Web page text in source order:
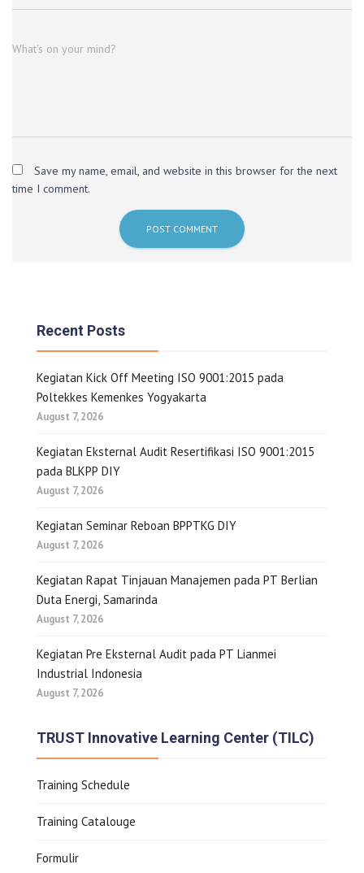
What's on your mind?
Save my name, email, and website in this browser for the next
time I comment.
Recent Posts
Kegiatan Kick Off Meeting ISO 9001:2015 pada
Poltekkes Kemenkes Yogyakarta
August 7, 2026
Kegiatan Eksternal Audit Resertifikasi ISO 9001:2015
pada BLKPP DIY
August 7, 2026
Kegiatan Seminar Reboan BPPTKG DIY
August 7, 2026
Kegiatan Rapat Tinjauan Manajemen pada PT Berlian
Duta Energi, Samarinda
August 7, 2026
Kegiatan Pre Eksternal Audit pada PT Lianmei
Industrial Indonesia
August 7, 2026
TRUST Innovative Learning Center (TILC)
Training Schedule
Training Catalouge
Formulir